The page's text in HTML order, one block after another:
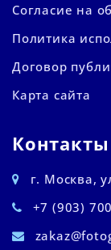
Согласие на
Политика
Договор
Карта сайта
Контакты
г. Москва,
+7 (903)